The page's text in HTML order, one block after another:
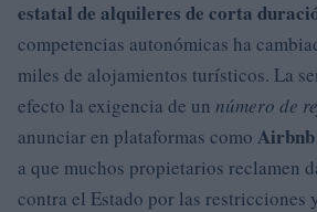
estatal de alquileres de corta
competencias autonómicas ha
miles de alojamientos turísticos. La
efecto la exigencia de un número de
anunciar en plataformas como Airbnb
a que muchos propietarios reclamen
contra el Estado por las restricciones